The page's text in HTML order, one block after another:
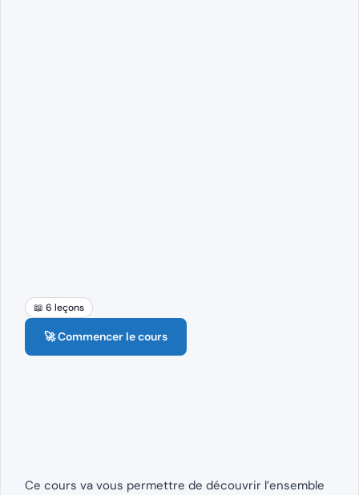
📖 6 leçons
🚀 Commencer le cours
Ce cours va vous permettre de découvrir l’ensemble